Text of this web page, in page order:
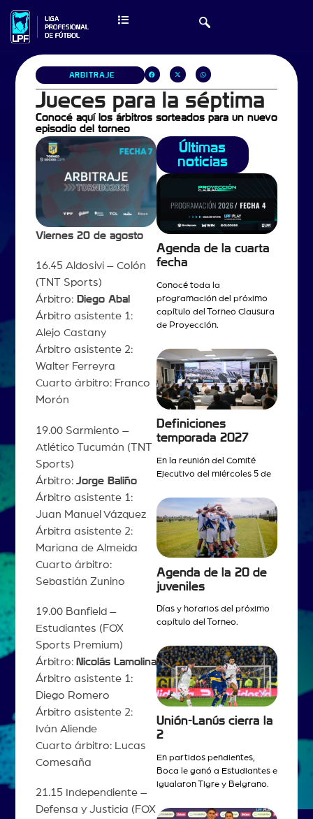
ARBITRAJE
Jueces para la séptima
Conocé aquí los árbitros sorteados para un nuevo
episodio del torneo
Viernes 20 de agosto
16.45 Aldosivi – Colón
(TNT Sports)
Árbitro:Diego Abal
Árbitro asistente 1:
Alejo Castany
Árbitro asistente 2:
Walter Ferreyra
Cuarto árbitro: Franco
Morón
19.00 Sarmiento –
Atlético Tucumán (TNT
Sports)
Árbitro: Jorge Baliño
Árbitro asistente 1:
Juan Manuel Vázquez
Árbitra asistente 2:
Mariana de Almeida
Cuarto árbitro:
Sebastián Zunino
19.00 Banfield –
Estudiantes (FOX
Sports Premium)
Árbitro: Nicolás Lamolina
Árbitro asistente 1:
Diego Romero
Árbitro asistente 2:
Iván Aliende
Cuarto árbitro: Lucas
Comesaña
21.15 Independiente –
Defensa y Justicia (FOX
Últimas
noticias
Agenda de la cuarta
fecha
Conocé toda la
programación del próximo
capítulo del Torneo Clausura
de Proyección.
Definiciones
temporada 2027
En la reunión del Comité
Ejecutivo del miércoles 5 de
Agenda de la 20 de
juveniles
Días y horarios del próximo
capítulo del Torneo.
Unión-Lanús cierra la
2
En partidos pendientes,
Boca le ganó a Estudiantes e
igualaron Tigre y Belgrano.